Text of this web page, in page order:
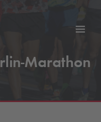
Zur
Marathon